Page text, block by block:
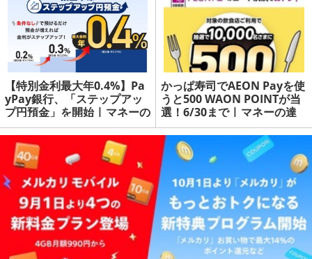
【特別金利最大年0.4%】Pa
yPay銀行、「ステップアッ
プ円預金」を開始 | マネーの
達人
かっぱ寿司でAEON Payを使
うと500 WAON POINTが当
選！6/30まで | マネーの達
人